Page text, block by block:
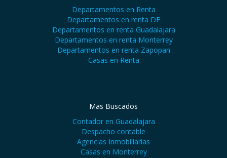
Departamentos en Renta
Departamentos en renta DF
Departamentos en renta Guadalajara
Departamentos en renta Monterrey
Departamentos en renta Zapopan
Casas en Renta
Mas Buscados
Contador en Guadalajara
Despacho contable
Agencias Inmobiliarias
Casas en Monterrey